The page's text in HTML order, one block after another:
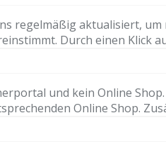
regelmäßig aktualisiert,
Durch einen Klick
und kein Online
Online Shop.